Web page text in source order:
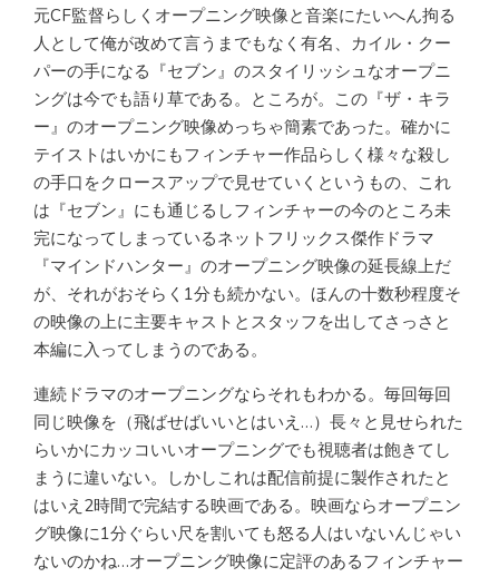
元CF監督らしくオープニング映像と音楽にたいへん拘る
人として俺が改めて言うまでもなく有名、カイル・クー
パーの手になる『セブン』のスタイリッシュなオープニ
ングは今でも語り草である。ところが。この『ザ・キラ
ー』のオープニング映像めっちゃ簡素であった。確かに
テイストはいかにもフィンチャー作品らしく様々な殺し
の手口をクロースアップで見せていくというもの、これ
は『セブン』にも通じるしフィンチャーの今のところ未
完になってしまっているネットフリックス傑作ドラマ
『マインドハンター』のオープニング映像の延長線上だ
が、それがおそらく1分も続かない。ほんの十数秒程度そ
の映像の上に主要キャストとスタッフを出してさっさと
本編に入ってしまうのである。
連続ドラマのオープニングならそれもわかる。毎回毎回
同じ映像を（飛ばせばいいとはいえ…）長々と見せられた
らいかにカッコいいオープニングでも視聴者は飽きてし
まうに違いない。しかしこれは配信前提に製作されたと
はいえ2時間で完結する映画である。映画ならオープニン
グ映像に1分ぐらい尺を割いても怒る人はいないんじゃい
ないのかね…オープニング映像に定評のあるフィンチャー